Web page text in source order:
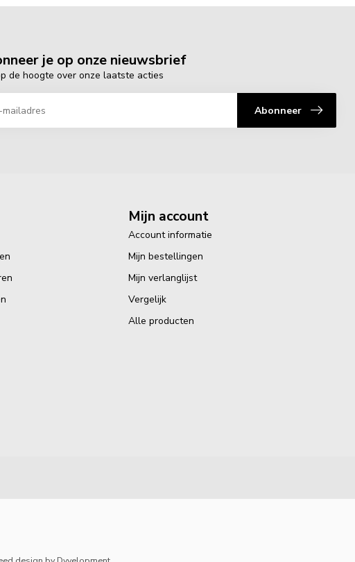
je op onze nieuwsbrief
de hoogte over onze laatste acties
Abonneer
Mijn account
Account informatie
Mijn bestellingen
Mijn verlanglijst
Vergelijk
Alle producten